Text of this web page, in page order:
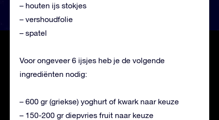
– houten ijs stokjes
– vershoudfolie
– spatel
Voor ongeveer 6 ijsjes heb je de volgende
ingrediënten nodig:
– 600 gr (griekse) yoghurt of kwark naar keuze
– 150-200 gr diepvries fruit naar keuze